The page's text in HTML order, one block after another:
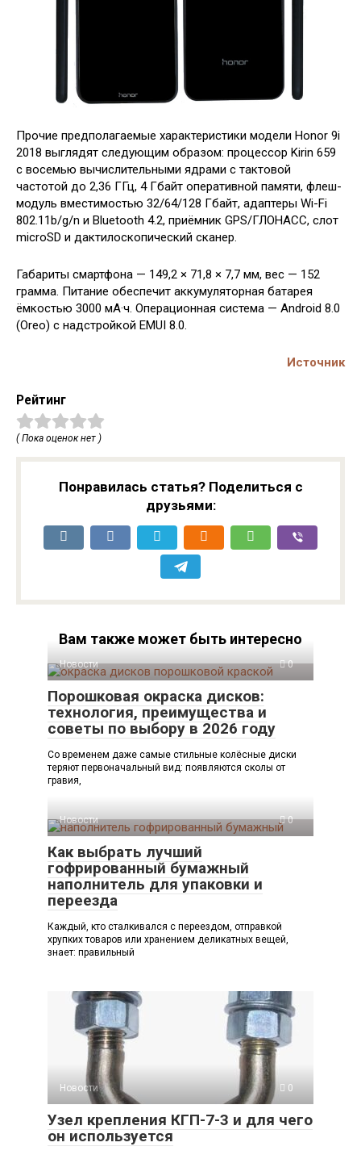
Прочие предполагаемые характеристики модели Honor 9i
2018 выглядят следующим образом: процессор Kirin 659
с восемью вычислительными ядрами с тактовой
частотой до 2,36 ГГц, 4 Гбайт оперативной памяти, флеш-
модуль вместимостью 32/64/128 Гбайт, адаптеры Wi-Fi
802.11b/g/n и Bluetooth 4.2, приёмник GPS/ГЛОНАСС, слот
microSD и дактилоскопический сканер.
Габариты смартфона — 149,2 × 71,8 × 7,7 мм, вес — 152
грамма. Питание обеспечит аккумуляторная батарея
ёмкостью 3000 мА·ч. Операционная система — Android 8.0
(Oreo) с надстройкой EMUI 8.0.
Источник
Рейтинг
( Пока оценок нет )
Понравилась статья? Поделиться с
друзьями:
Вам также может быть интересно
Новости 0
Порошковая окраска дисков:
технология, преимущества и
советы по выбору в 2026 году
Со временем даже самые стильные колёсные диски
теряют первоначальный вид: появляются сколы от
гравия,
Новости 0
Как выбрать лучший
гофрированный бумажный
наполнитель для упаковки и
переезда
Каждый, кто сталкивался с переездом, отправкой
хрупких товаров или хранением деликатных вещей,
знает: правильный
Новости 0
Узел крепления КГП-7-3 и для чего
он используется